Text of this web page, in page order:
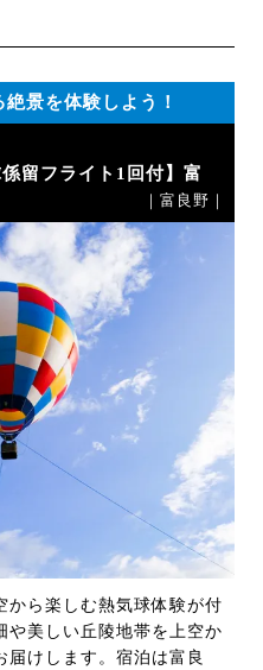
景を体験しよう！
留フライト1回付】富
｜富良野｜
から楽しむ熱気球体験が付
や美しい丘陵地帯を上空か
届けします。宿泊は富良